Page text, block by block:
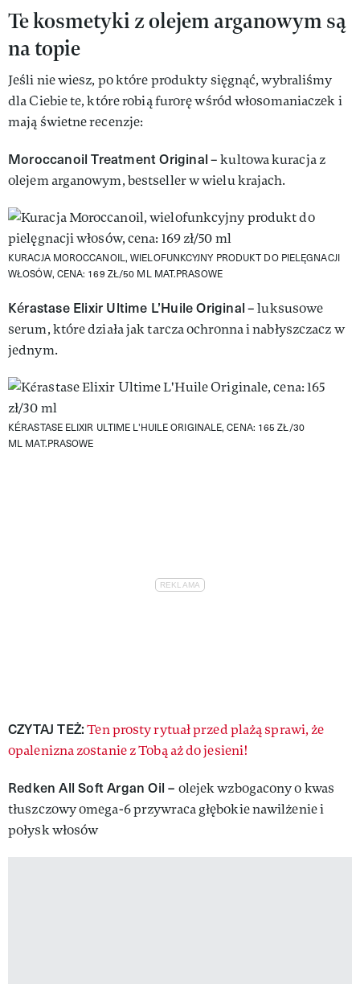
Te kosmetyki z olejem arganowym są
na topie
Jeśli nie wiesz, po które produkty sięgnąć, wybraliśmy
dla Ciebie te, które robią furorę wśród włosomaniaczek i
mają świetne recenzje:
Moroccanoil Treatment Original– kultowa kuracja z
olejem arganowym, bestseller w wielu krajach.
KURACJA MOROCCANOIL, WIELOFUNKCYJNY PRODUKT DO PIELĘGNACJI
WŁOSÓW, CENA: 169 ZŁ/50 ML MAT.PRASOWE
Kérastase Elixir Ultime L’Huile Original– luksusowe
serum, które działa jak tarcza ochronna i nabłyszczacz w
jednym.
KÉRASTASE ELIXIR ULTIME L'HUILE ORIGINALE, CENA: 165 ZŁ/30
ML MAT.PRASOWE
CZYTAJ TEŻ: Ten prosty rytuał przed plażą sprawi, że
opalenizna zostanie z Tobą aż do jesieni!
Redken All Soft Argan Oil – olejek wzbogacony o kwas
tłuszczowy omega-6 przywraca głębokie nawilżenie i
połysk włosów